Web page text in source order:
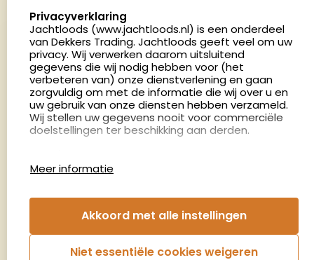
Nederland
4.8
2879 beoordelingen
Openingstijden
Dinsdag en donderdag: 13:00 - 17:00 én 18:00 - 21:00
uur
Afspraak maken
Nieuwsbrief
€5,- kortingsbon voor uw volgende bestelling.
select language
Privacyverklaring
Jachtloods (www.jachtloods.nl) is een onderdeel
van Dekkers Trading. Jachtloods geeft veel om uw
privacy. Wij verwerken daarom uitsluitend
gegevens die wij nodig hebben voor (het
verbeteren van) onze dienstverlening en gaan
zorgvuldig om met de informatie die wij over u en
uw gebruik van onze diensten hebben verzameld.
Wij stellen uw gegevens nooit voor commerciële
doelstellingen ter beschikking aan derden.
gebruiken en hoe effectief de Adwords-
advertenties van Dekkers trading bij Google
zoekresultaatpagina’s zijn. De aldus verkregen
informatie wordt, met inbegrip van het adres van
Meer informatie
Akkoord met alle instellingen
Niet essentiële cookies weigeren